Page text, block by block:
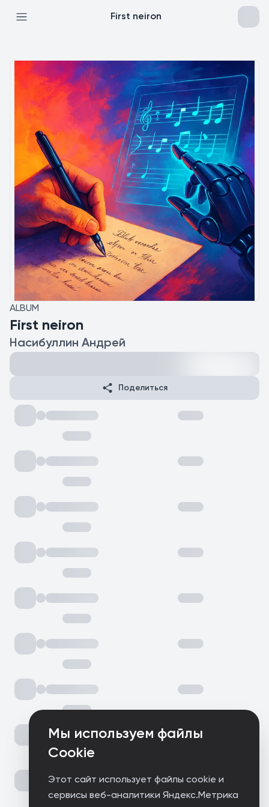
Мы используем файлы
Cookie
Этот сайт использует файлы cookie и
сервисы веб-аналитики Яндекс.Метрика
First neiron
ALBUM
First neiron
Насибуллин Андрей
Поделиться